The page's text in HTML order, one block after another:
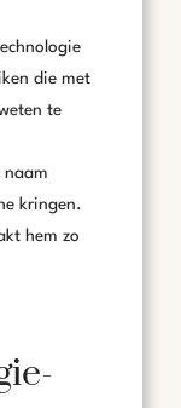
die met
te
naam
kringen.
hem zo